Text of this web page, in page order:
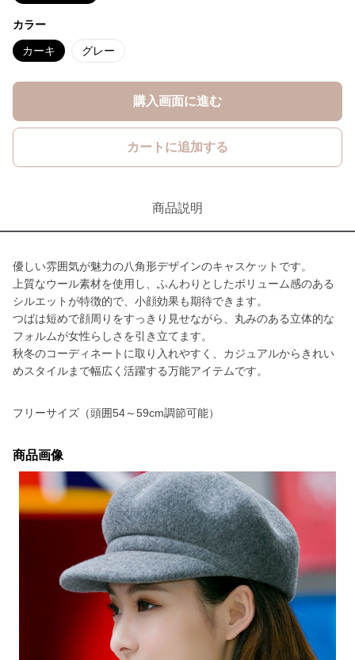
カラー
カーキ グレー
購入画面に進む
カートに追加する
商品説明
優しい雰囲気が魅力の八角形デザインのキャスケットです。
上質なウール素材を使用し、ふんわりとしたボリューム感のある
シルエットが特徴的で、小顔効果も期待できます。
つばは短めで顔周りをすっきり見せながら、丸みのある立体的な
フォルムが女性らしさを引き立てます。
秋冬のコーディネートに取り入れやすく、カジュアルからきれい
めスタイルまで幅広く活躍する万能アイテムです。
フリーサイズ（頭囲54～59cm調節可能）
商品画像